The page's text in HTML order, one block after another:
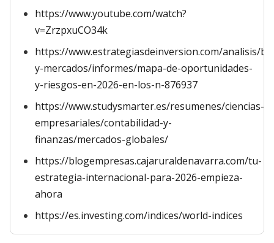
https://www.youtube.com/watch?
v=ZrzpxuCO34k
https://www.estrategiasdeinversion.com/analisis/
y-mercados/informes/mapa-de-oportunidades-
y-riesgos-en-2026-en-los-n-876937
https://www.studysmarter.es/resumenes/ciencias-
empresariales/contabilidad-y-
finanzas/mercados-globales/
https://blogempresas.cajaruraldenavarra.com/tu-
estrategia-internacional-para-2026-empieza-
ahora
https://es.investing.com/indices/world-indices